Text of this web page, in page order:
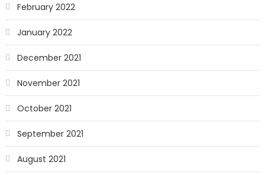
February 2022
January 2022
December 2021
November 2021
October 2021
September 2021
August 2021